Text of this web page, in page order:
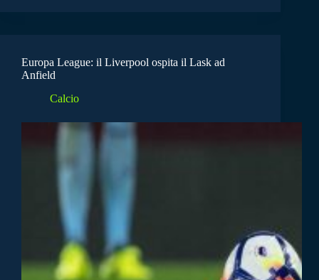
Europa League: il Liverpool ospita il Lask ad
Anfield
Calcio